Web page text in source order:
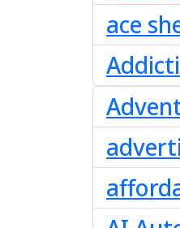
ace